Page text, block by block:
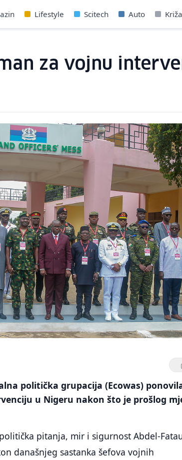
Lifestyle Scitech Auto
za vojnu
politička grupacija (Ecowas)
u Nigeru nakon što je prošlog
pitanja, mir i sigurnost Abdel-
današnjeg sastanka šefova vojnih